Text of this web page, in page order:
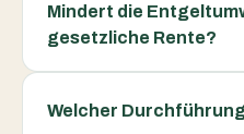
Mindert die
gesetzliche Rente?
Welcher